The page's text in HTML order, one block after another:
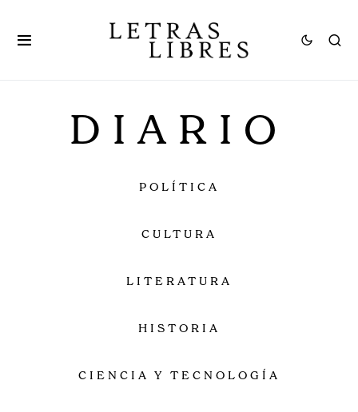
DIARIO
POLÍTICA
CULTURA
LITERATURA
HISTORIA
CIENCIA Y TECNOLOGÍA